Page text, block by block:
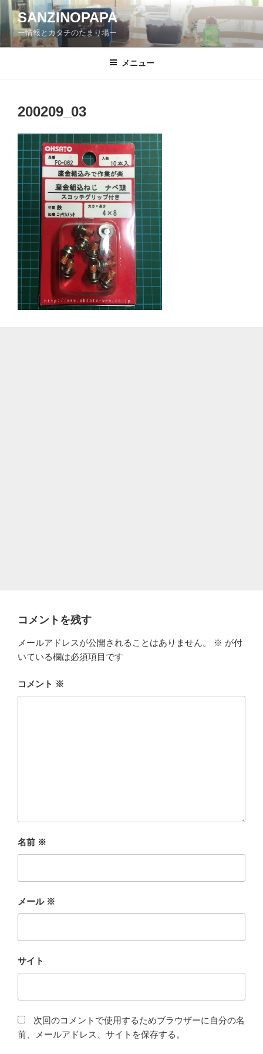
コ
ン
SANZINOPAPA
ー情報とカタチのたまり場ー
メニュー
200209_03
コメントを残す
メールアドレスが公開されることはありません。 ※ が付
いている欄は必須項目です
コメント ※
名前 ※
メール ※
サイト
次回のコメントで使用するためブラウザーに自分の名
前、メールアドレス、サイトを保存する。